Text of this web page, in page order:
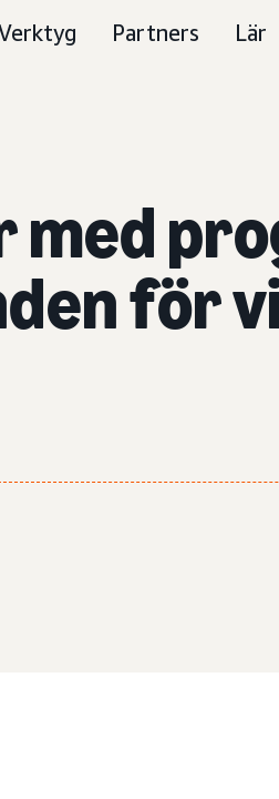
Partners Lär
med
för